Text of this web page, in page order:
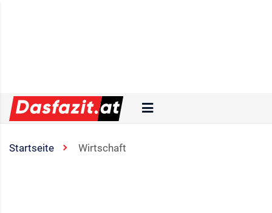
Startseite Wirtschaft